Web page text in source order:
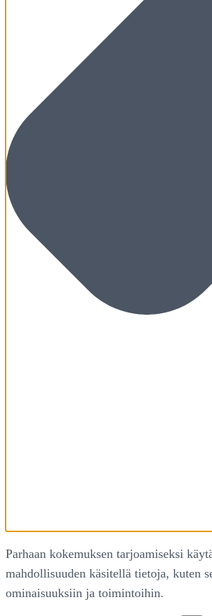
Parhaan kokemuksen tarjoamiseksi
mahdollisuuden käsitellä tietoja, kuten
ominaisuuksiin ja toimintoihin.